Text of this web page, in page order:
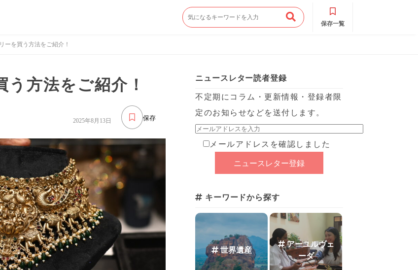
保存一覧
ーを買う方法をご紹介！
方法をご紹介！
保存
2025年8月13日
ニュースレター読者登録
不定期にコラム・更新情報・登録者限
定のお知らせなどを送付します。
メールアドレスを確認しました
キーワードから探す
世界遺産
アーユルヴェ
ーダ